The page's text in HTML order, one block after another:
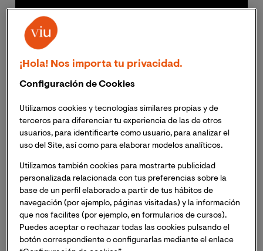
Una curiosidad inagotable y una búsqueda permanente
del movimiento son las dos constantes que han
acompañado aCristina Munar Machioa lo largo de su
vida. Biotecnóloga, deportista empedernida y
estudiante delMáster Oficial en Astronomía y
Astrofísicade VIU, Munar aborda la búsqueda de
conocimiento con la misma pasión y entrega que
afronta la práctica deportiva. Ya sea corriendo sobre la
pista o campo traviesa o aprendiendo sobre los
misterios del universo, Cristina está en constante
¡Hola! Nos importa tu privacidad.
Configuración de Cookies
Utilizamos cookies y tecnologías similares propias y de
terceros para diferenciar tu experiencia de las de otros
usuarios, para identificarte como usuario, para analizar el
uso del Site, así como para elaborar modelos analíticos.
Utilizamos también cookies para mostrarte publicidad
personalizada relacionada con tus preferencias sobre la
base de un perfil elaborado a partir de tus hábitos de
navegación (por ejemplo, páginas visitadas) y la información
que nos facilites (por ejemplo, en formularios de cursos).
Puedes aceptar o rechazar todas las cookies pulsando el
botón correspondiente o configurarlas mediante el enlace